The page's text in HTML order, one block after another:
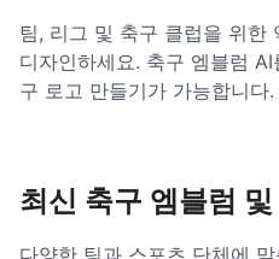
팀, 리그 및 축구 클럽을 위한
디자인하세요. 축구 엠블럼
구 로고 만들기가 가능합니다.
최신 축구 엠블럼
다양한 팀과 스포츠 단체에